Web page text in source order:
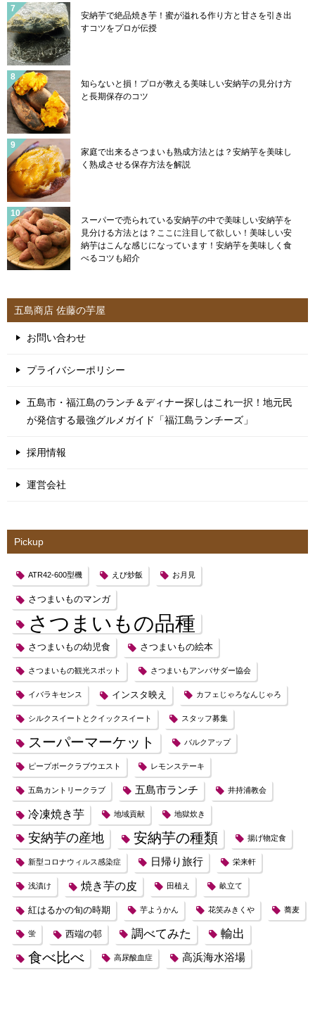
安納芋で絶品焼き芋！蜜が溢れる作り方と甘さを引き出
すコツをプロが伝授
知らないと損！プロが教える美味しい安納芋の見分け方
と長期保存のコツ
家庭で出来るさつまいも熟成方法とは？安納芋を美味し
く熟成させる保存方法を解説
スーパーで売られている安納芋の中で美味しい安納芋を
見分ける方法とは？ここに注目して欲しい！美味しい安
納芋はこんな感じになっています！安納芋を美味しく食
べるコツも紹介
五島商店 佐藤の芋屋
お問い合わせ
プライバシーポリシー
五島市・福江島のランチ＆ディナー探しはこれ一択！地元民
が発信する最強グルメガイド「福江島ランチーズ」
採用情報
運営会社
Pickup
ATR42-600型機 えび炒飯 お月見
さつまいものマンガ
さつまいもの品種
さつまいもの幼児食 さつまいもの絵本
さつまいもの観光スポット さつまいもアンバサダー協会
イバラキセンス インスタ映え カフェじゃろなんじゃろ
シルクスイートとクイックスイート スタッフ募集
スーパーマーケット バルクアップ
ピープボークラブウエスト レモンステーキ
五島カントリークラブ 五島市ランチ 井持浦教会
冷凍焼き芋 地域貢献 地獄炊き
安納芋の産地 安納芋の種類 揚げ物定食
新型コロナウィルス感染症 日帰り旅行 栄来軒
浅漬け 焼き芋の皮 田植え 畝立て
紅はるかの旬の時期 芋ようかん 花笑みきくや 蕎麦
蛍 西端の邨 調べてみた 輸出
食べ比べ 高尿酸血症 高浜海水浴場